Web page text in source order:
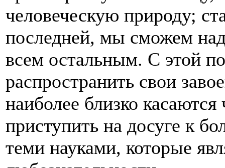
человеческую природу;
последней, мы сможем
всем остальным. С этой
распространить свои
наиболее близко
приступить на досуге к
теми науками, которые